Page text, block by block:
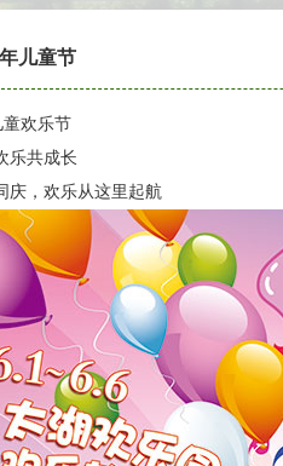
儿童节
童欢乐节
乐共成长
庆，欢乐从这里起航